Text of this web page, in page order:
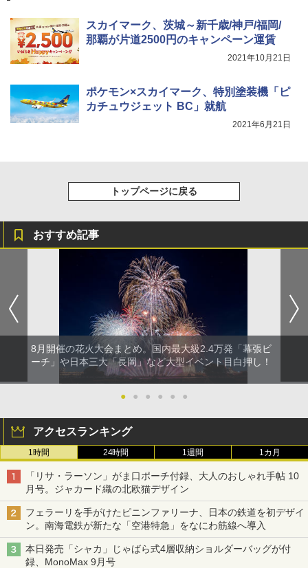
スカイマーク、茨城～新千歳/神戸/福岡/
那覇が片道2500円のキャンペーン運賃
2021年10月21日
ポケモン×スカイマーク、特別塗装機「ピ
カチュウジェット BC」就航
2021年6月21日
トップページに戻る
おすすめ記事
8月開催の花火大会まとめ。国内最大級2.4万発「幕張ビ
ーチ」や日本三大「長岡」など大型イベント目白押し！
● ● ● ● ● ●
アクセスランキング
1時間 24時間 1週間 1カ月
「リサ・ラーソン」がま口ポーチ付録、大人のおしゃれ手帖 10
月号。ジャカード織の北欧猫デザイン
フェラーリを手がけたピニンファリーナ、日本の鉄道を初デザイ
ン。南海電鉄が新たな「空港特急」をなにわ筋線へ導入
本日発売「シャカ」じゃばら式4層収納ショルダーバッグが付
録、MonoMax 9月号